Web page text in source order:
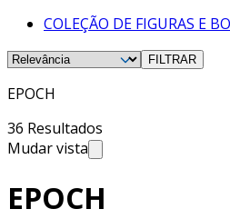
COLEÇÃO DE FIGURAS E
FILTRAR
EPOCH
36 Resultados
Mudar vista
EPOCH